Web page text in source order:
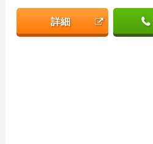
詳細